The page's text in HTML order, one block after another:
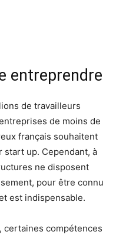
entreprendre
de travailleurs
de moins de
français souhaitent
start up. Cependant, à
ne disposent
pour être connu
est indispensable.
certaines compétences